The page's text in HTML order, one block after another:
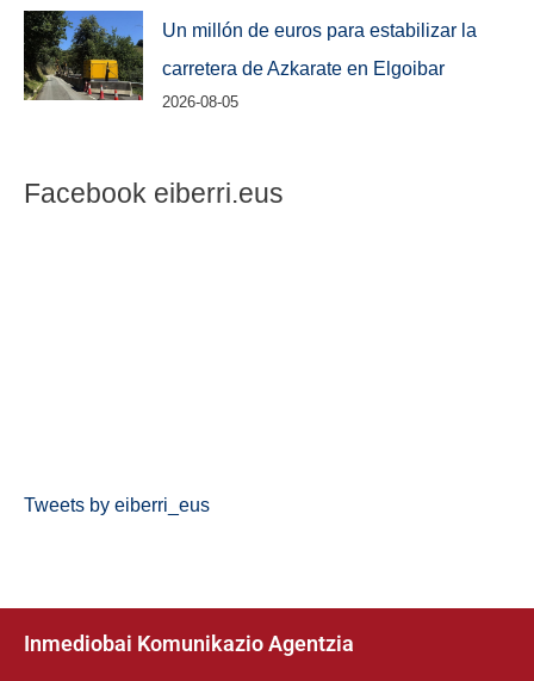
Un millón de euros para estabilizar la
carretera de Azkarate en Elgoibar
2026-08-05
Facebook eiberri.eus
Tweets by eiberri_eus
Inmediobai Komunikazio Agentzia